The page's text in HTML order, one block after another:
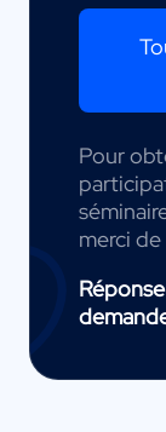
Pour
merci